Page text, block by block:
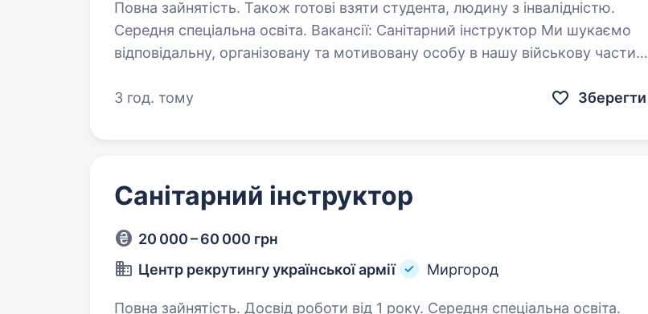
Повна зайнятість. Також готові взяти студента, людину з інвалідністю.
Середня спеціальна освіта. Вакансії: Санітарний інструктор Ми шукаємо
відповідальну, організовану та мотивовану особу в нашу військову частину
санітарно-гігієнічних норм та правил…
3 год. тому Зберегти
Санітарний інструктор
20 000 – 60 000 грн
Центр рекрутингу української армії
Миргород
Повна зайнятість. Досвід роботи від 1 року. Середня спеціальна освіта.